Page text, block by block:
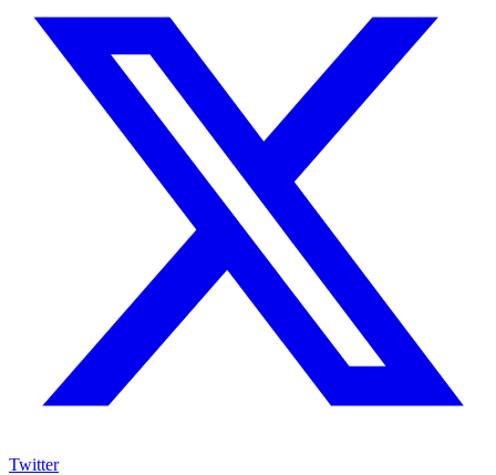
Twitter